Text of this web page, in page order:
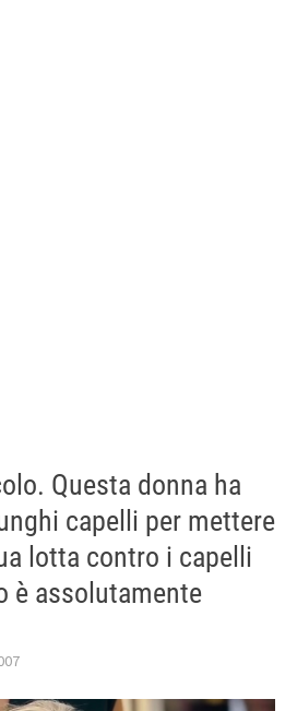
Questa donna ha
capelli per mettere
lotta contro i capelli
è assolutamente